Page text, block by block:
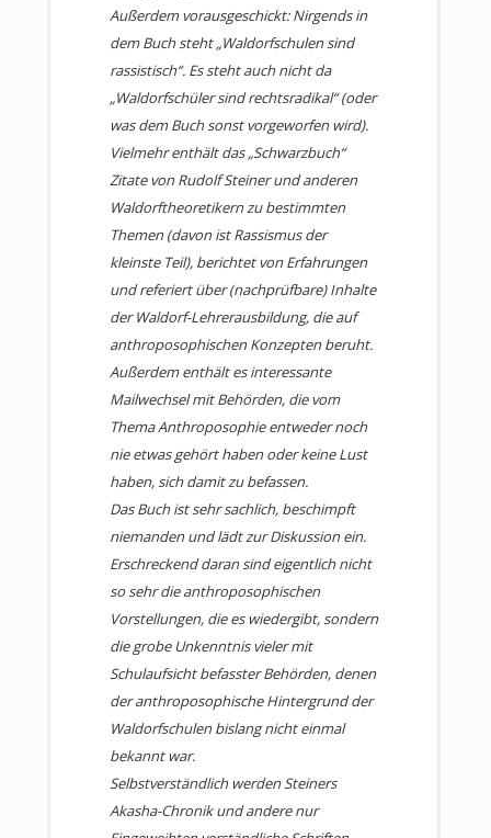
kritische Auseinandersetzung, in der beide Seiten zu
Wort kommen: Waldorfvertreter, als auch Kritiker
und vielfältige Ansatzpunkte für
Grundsatzdiskussionen liefern.
Der Autor fasst die komplexe Thematik für jeden
verständlich zusammen und greift auch auf
Informationen zurück, die in der Öffentlichkeit in
dieser Form normalerweise nicht bekannt sind.
Für Eltern soll das Buch eine Entscheidungshilfe sein,
um ernsthaft zu prüfen, ob sie ihre Kinder dem
System „Waldorf“ mit all seinen Facetten und
weltanschaulichen Hintergründen anvertrauen
Außerdem vorausgeschickt: Nirgends in
dem Buch steht „Waldorfschulen sind
rassistisch“. Es steht auch nicht da
„Waldorfschüler sind rechtsradikal“ (oder
was dem Buch sonst vorgeworfen wird).
Vielmehr enthält das „Schwarzbuch“
Zitate von Rudolf Steiner und anderen
Waldorftheoretikern zu bestimmten
Themen (davon ist Rassismus der
kleinste Teil), berichtet von Erfahrungen
und referiert über (nachprüfbare) Inhalte
der Waldorf-Lehrerausbildung, die auf
anthroposophischen Konzepten beruht.
Außerdem enthält es interessante
Mailwechsel mit Behörden, die vom
Thema Anthroposophie entweder noch
nie etwas gehört haben oder keine Lust
haben, sich damit zu befassen.
Das Buch ist sehr sachlich, beschimpft
niemanden und lädt zur Diskussion ein.
Erschreckend daran sind eigentlich nicht
so sehr die anthroposophischen
Vorstellungen, die es wiedergibt, sondern
die grobe Unkenntnis vieler mit
Schulaufsicht befasster Behörden, denen
der anthroposophische Hintergrund der
Waldorfschulen bislang nicht einmal
bekannt war.
Selbstverständlich werden Steiners
Akasha-Chronik und andere nur